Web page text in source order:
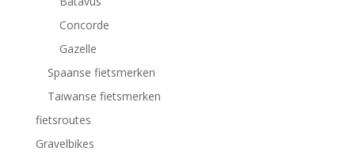
Concorde
Gazelle
Spaanse fietsmerken
Taiwanse fietsmerken
fietsroutes
Gravelbikes